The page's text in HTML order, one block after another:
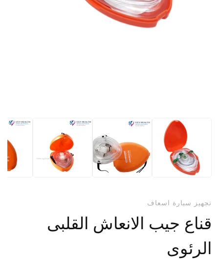
تجهيز سيارة اسعاف
قناع جيب الانعاش القلبى
الرئوى